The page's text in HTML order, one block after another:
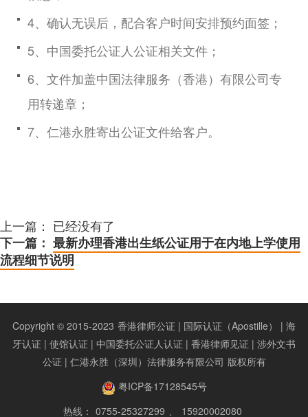
4、确认无误后，配合客户时间安排预约面签；
5、中国委托公证人公证相关文件；
6、文件加盖中国法律服务（香港）有限公司专
用转递章；
7、仁港永胜寄出公证文件给客户。
上一篇： 已经没有了
下一篇： 最新办理香港出生纸公证用于在内地上学使用
流程细节说明
Copyright © 2015-2023 香港律师公证 | 国际认证（Apostille） | 海
牙认证 | 使馆认证 | 中国委托公证人认证 | 香港律师见证 | 涉外文书
公证 | 仁港永胜（深圳）法律服务有限公司 版权所有
粤ICP备17128545号
热线： 0755-25327299 、 15920002080